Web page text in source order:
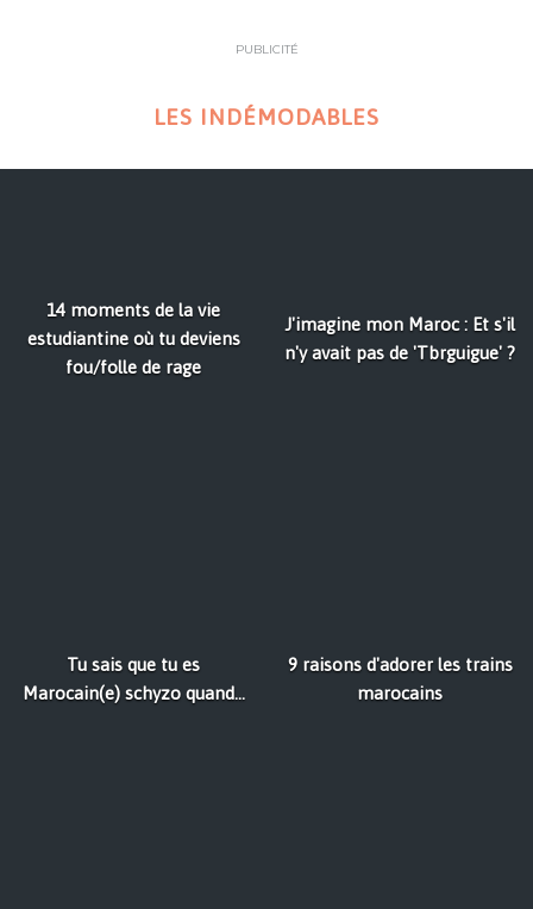
PUBLICITÉ
LES INDÉMODABLES
14 moments de la vie
estudiantine où tu deviens
fou/folle de rage
J'imagine mon Maroc : Et s'il
n'y avait pas de 'Tbrguigue' ?
Tu sais que tu es
Marocain(e) schyzo quand...
9 raisons d'adorer les trains
marocains